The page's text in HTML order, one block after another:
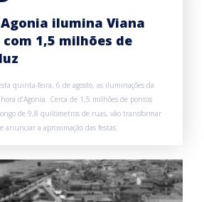
ilumina Viana
1,5 milhões de
quinta-feira, 6 de agosto, as iluminações da
d’Agonia. Cerca de 1,5 milhões de pontos
de 9,8 quilómetros de ruas, vão transformar
anunciar a aproximação das festas.